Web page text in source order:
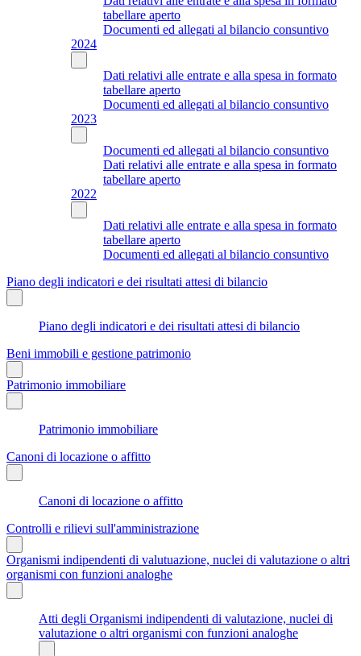
tabellare aperto
Documenti ed allegati al bilancio consuntivo
2024
Dati relativi alle entrate e alla spesa in formato
tabellare aperto
Documenti ed allegati al bilancio consuntivo
2023
Documenti ed allegati al bilancio consuntivo
Dati relativi alle entrate e alla spesa in formato
tabellare aperto
2022
Dati relativi alle entrate e alla spesa in formato
tabellare aperto
Documenti ed allegati al bilancio consuntivo
Piano degli indicatori e dei risultati attesi di bilancio
Piano degli indicatori e dei risultati attesi di bilancio
Beni immobili e gestione patrimonio
Patrimonio immobiliare
Patrimonio immobiliare
Canoni di locazione o affitto
Canoni di locazione o affitto
Controlli e rilievi sull'amministrazione
Organismi indipendenti di valutuazione, nuclei di valutazione o altri
organismi con funzioni analoghe
Atti degli Organismi indipendenti di valutazione, nuclei di
valutazione o altri organismi con funzioni analoghe